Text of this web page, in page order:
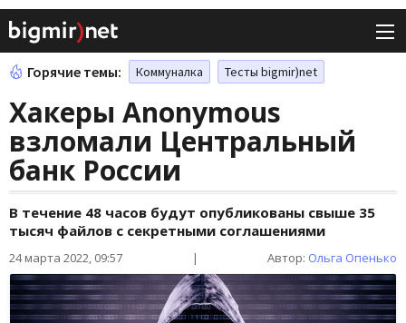
Горячие темы: Коммуналка Тесты bigmir)net
Хакеры Anonymous
взломали Центральный
банк России
В течение 48 часов будут опубликованы свыше 35
тысяч файлов с секретными соглашениями
24 марта 2022, 09:57 | Автор: Ольга Опенько